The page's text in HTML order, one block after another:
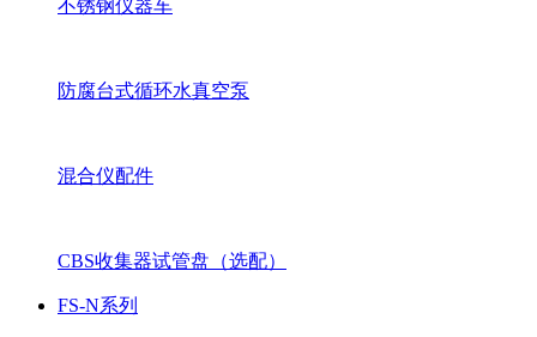
不锈钢仪器车
防腐台式循环水真空泵
混合仪配件
CBS收集器试管盘（选配）
FS-N系列